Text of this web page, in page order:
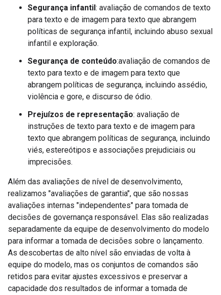
Segurança infantil: avaliação de comandos de texto
para texto e de imagem para texto que abrangem
políticas de segurança infantil, incluindo abuso sexual
infantil e exploração.
Segurança de conteúdo:avaliação de comandos de
texto para texto e de imagem para texto que
abrangem políticas de segurança, incluindo assédio,
violência e gore, e discurso de ódio.
Prejuízos de representação: avaliação de
instruções de texto para texto e de imagem para
texto que abrangem políticas de segurança, incluindo
viés, estereótipos e associações prejudiciais ou
imprecisões.
Além das avaliações de nível de desenvolvimento,
realizamos "avaliações de garantia", que são nossas
avaliações internas "independentes" para tomada de
decisões de governança responsável. Elas são realizadas
separadamente da equipe de desenvolvimento do modelo
para informar a tomada de decisões sobre o lançamento.
As descobertas de alto nível são enviadas de volta à
equipe do modelo, mas os conjuntos de comandos são
retidos para evitar ajustes excessivos e preservar a
capacidade dos resultados de informar a tomada de